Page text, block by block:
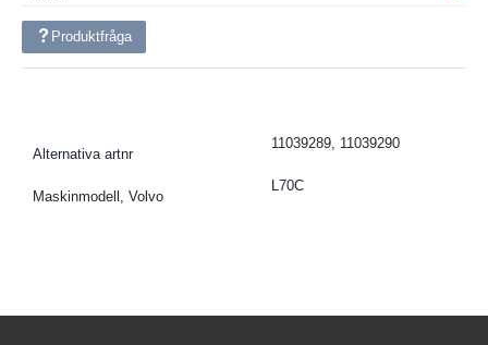
Produktfråga
Alternativa artnr
11039289, 11039290
Maskinmodell, Volvo
L70C